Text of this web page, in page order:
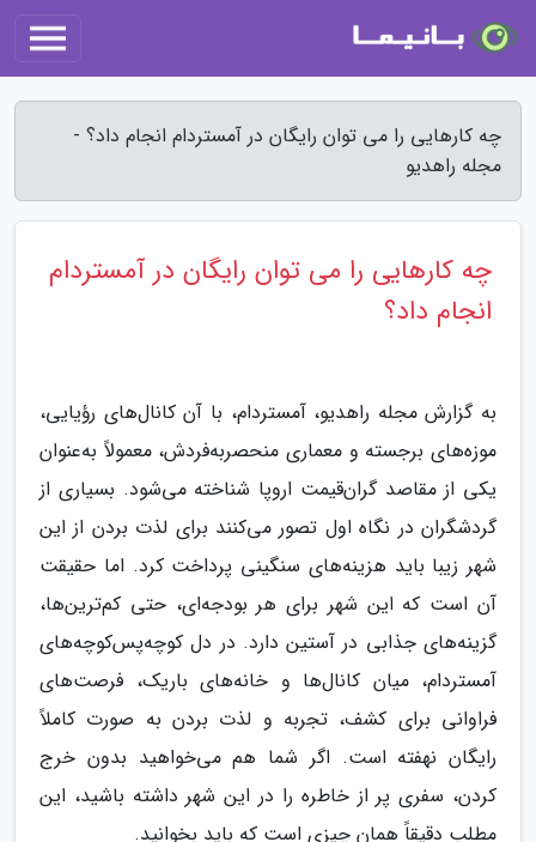
چه کارهایی را می توان رایگان در آمستردام انجام داد؟ -
مجله راهدیو
چه کارهایی را می توان رایگان در آمستردام
انجام داد؟
به گزارش مجله راهدیو، آمستردام، با آن کانال‌های رؤیایی،
موزه‌های برجسته و معماری منحصر‌به‌فردش، معمولاً به‌عنوان
یکی از مقاصد گران‌قیمت اروپا شناخته می‌شود. بسیاری از
گردشگران در نگاه اول تصور می‌کنند برای لذت بردن از این
شهر زیبا باید هزینه‌های سنگینی پرداخت کرد. اما حقیقت
آن است که این شهر برای هر بودجه‌ای، حتی کم‌ترین‌ها،
گزینه‌های جذابی در آستین دارد. در دل کوچه‌پس‌کوچه‌های
آمستردام، میان کانال‌ها و خانه‌های باریک، فرصت‌های
فراوانی برای کشف، تجربه و لذت بردن به صورت کاملاً
رایگان نهفته است. اگر شما هم می‌خواهید بدون خرج
کردن، سفری پر از خاطره را در این شهر داشته باشید، این
مطلب دقیقاً همان چیزی است که باید بخوانید.